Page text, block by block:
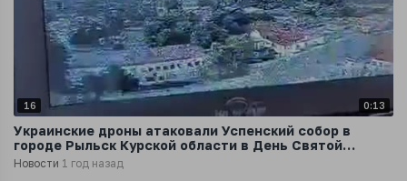
16 0:13
Украинские дроны атаковали Успенский собор в
городе Рыльск Курской области в День Святой
Троицы
Новости 1 год назад